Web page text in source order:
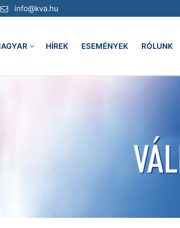
info@kva.hu
HÍREK ESEMÉNYEK RÓLUNK